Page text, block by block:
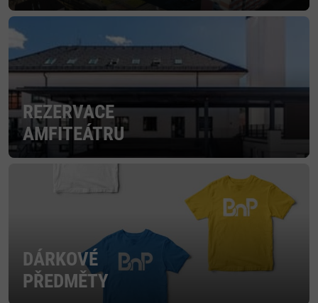
REZERVACE
AMFITEÁTRU
DÁRKOVÉ
PŘEDMĚTY